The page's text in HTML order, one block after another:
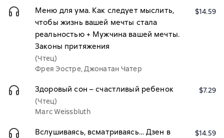
Меню для ума. Как следует мыслить,
чтобы жизнь вашей мечты стала
реальностью + Мужчина вашей мечты.
Законы притяжения
(Чтец)
Фрея Эостре, Джонатан Чатер
$14.59
Здоровый сон – счастливый ребенок
(Чтец)
Marc Weissbluth
$7.29
Вслушиваясь, всматриваясь… Дзен в
$14.59